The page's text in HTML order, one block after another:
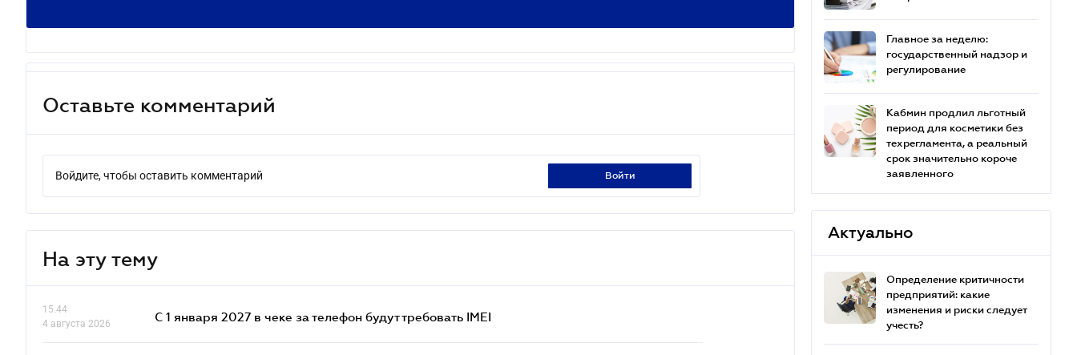
Оставьте комментарий
Войдите, чтобы оставить комментарий войти
На эту тему
15.44
4 августа 2026
С 1 января 2027 в чеке за телефон будут требовать IMEI
Главное за неделю:
государственный надзор и
регулирование
Кабмин продлил льготный
период для косметики без
техрегламента, а реальный
срок значительно короче
заявленного
Актуально
Определение критичности
предприятий: какие
изменения и риски следует
учесть?